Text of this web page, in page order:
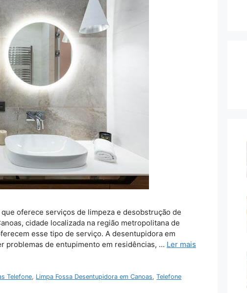
oferece serviços de limpeza e desobstrução de
cidade localizada na região metropolitana de
esse tipo de serviço. A desentupidora em
problemas de entupimento em residências, … Ler mais
Telefone, Limpa Fossa Desentupidora em Canoas,Telefone